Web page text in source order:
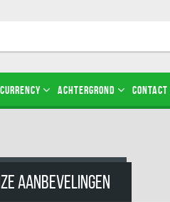
ACHTERGROND CONTACT
AANBEVELINGEN